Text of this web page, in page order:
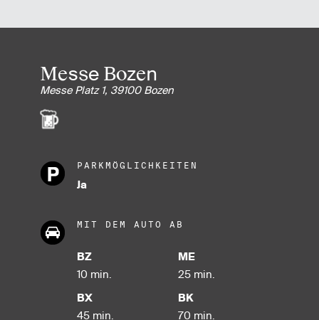
Messe Bozen
Messe Platz 1, 39100 Bozen
PARKMÖGLICHKEITEN
Ja
MIT DEM AUTO AB
BZ
10 min.
ME
25 min.
BX
45 min.
BK
70 min.